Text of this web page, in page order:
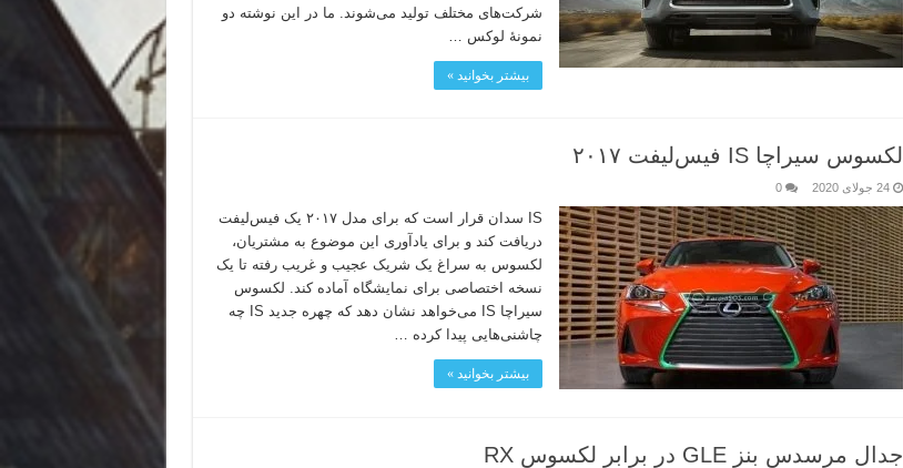
شرکت‌های مختلف تولید می‌شوند. ما در این نوشته دو
نمونهٔ لوکس …
بیشتر بخوانید »
لکسوس سیراچا IS فیس‌لیفت ۲۰۱۷
24 جولای 2020 0
IS سدان قرار است که برای مدل ۲۰۱۷ یک فیس‌لیفت
دریافت کند و برای یادآوری این موضوع به مشتریان،
لکسوس به سراغ یک شریک عجیب و غریب رفته تا یک
نسخه اختصاصی برای نمایشگاه آماده کند. لکسوس
سیراچا IS می‌خواهد نشان دهد که چهره جدید IS چه
چاشنی‌هایی پیدا کرده …
بیشتر بخوانید »
جدال مرسدس بنز GLE در برابر لکسوس RX